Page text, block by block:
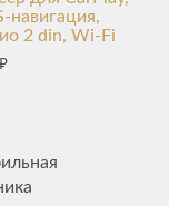
навигация,
2 din, Wi-Fi
₽